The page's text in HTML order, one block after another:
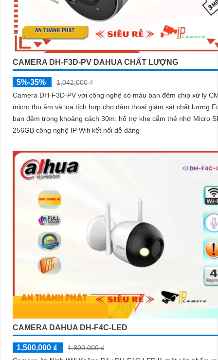
CAMERA DH-F3D-PV DAHUA CHẤT LƯỢNG
5%-35%
1,042,000 ₫
Camera DH-F3D-PV với công nghệ có màu ban đêm chip xử lý
micro thu âm và loa tích hợp cho đàm thoại giám sát chất lượng
ban đêm trong khoảng cách 30m. hổ trợ khe cắm thẻ nhớ Micro SD
256GB công nghệ IP Wifi kết nối dễ dàng
CAMERA DAHUA DH-F4C-LED
1,500,000 ₫
1,800,000 ₫